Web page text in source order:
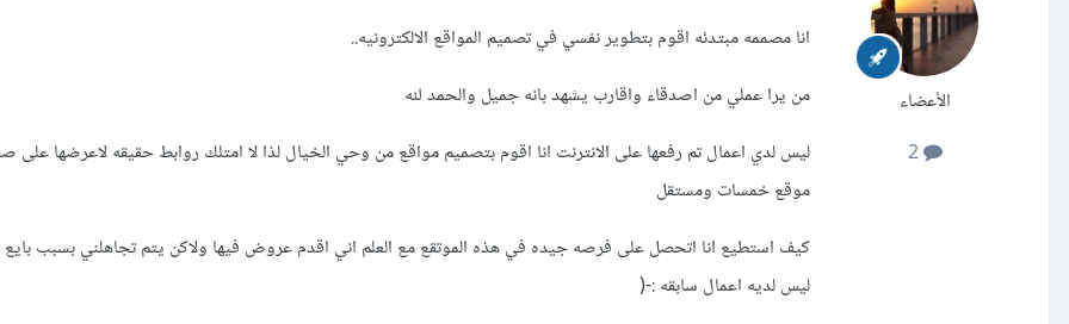
الأعضاء
2
انا مصممه مبتدئه اقوم بتطوير نفسي في تصميم المواقع الالكترونيه..
من يرا عملي من اصدقاء واقارب يشهد بانه جميل والحمد لله
ليس لدي اعمال تم رفعها على الانترنت انا اقوم بتصميم مواقع من وحي الخيال لذا لا امتلك روابط حقيقه لاعرضها
موقع خمسات ومستقل
كيف استطيع انا اتحصل على فرصه جيده في هذه الموتقع مع العلم اني اقدم عروض فيها ولاكن يتم تجاهلني بسبب
ليس لديه اعمال سابقه :-(